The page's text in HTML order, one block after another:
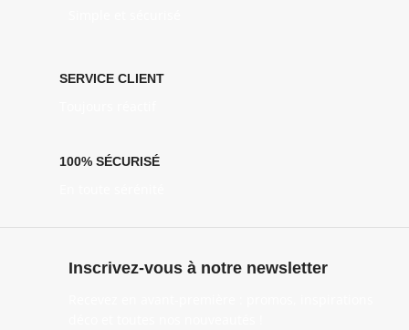
SERVICE CLIENT
100% SÉCURISÉ
Inscrivez-vous à notre newsletter